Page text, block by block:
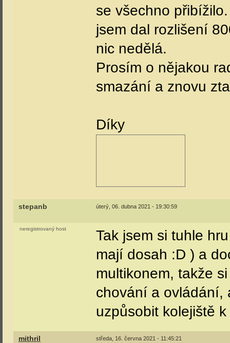
se všechno
jsem dal rozlišení
nic nedělá.
Prosím o nějakou
smazání a znovu
Díky
stepanb úterý, 06. dubna 2021 - 19:30:59
neregistrovaný host
Tak jsem si tuhle
mají dosah :D ) a
multikonem, takže
chování a ovládání,
uzpůsobit kolejiště
mithril středa, 16. června 2021 - 11:45:21